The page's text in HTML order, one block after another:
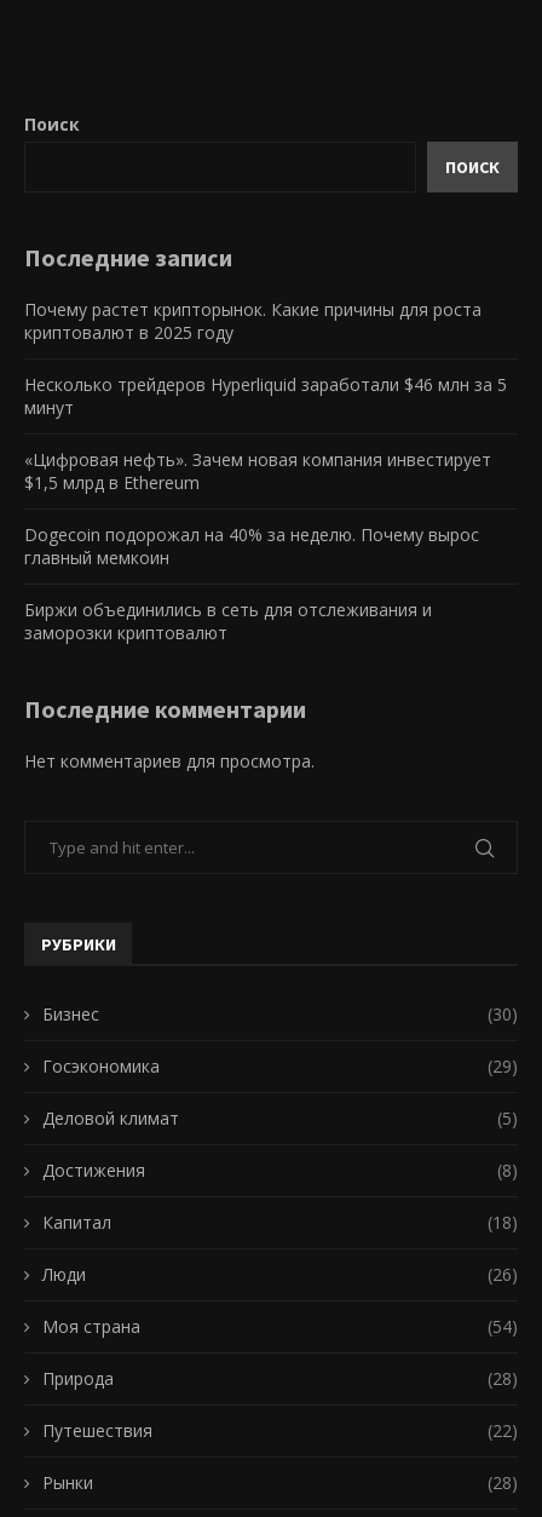
Поиск
ПОИСК
Последние записи
Почему растет крипторынок. Какие причины для роста
криптовалют в 2025 году
Несколько трейдеров Hyperliquid заработали $46 млн за 5
минут
«Цифровая нефть». Зачем новая компания инвестирует
$1,5 млрд в Ethereum
Dogecoin подорожал на 40% за неделю. Почему вырос
главный мемкоин
Биржи объединились в сеть для отслеживания и
заморозки криптовалют
Последние комментарии
Нет комментариев для просмотра.
РУБРИКИ
Бизнес (30)
Госэкономика (29)
Деловой климат (5)
Достижения (8)
Капитал (18)
Люди (26)
Моя страна (54)
Природа (28)
Путешествия (22)
Рынки (28)